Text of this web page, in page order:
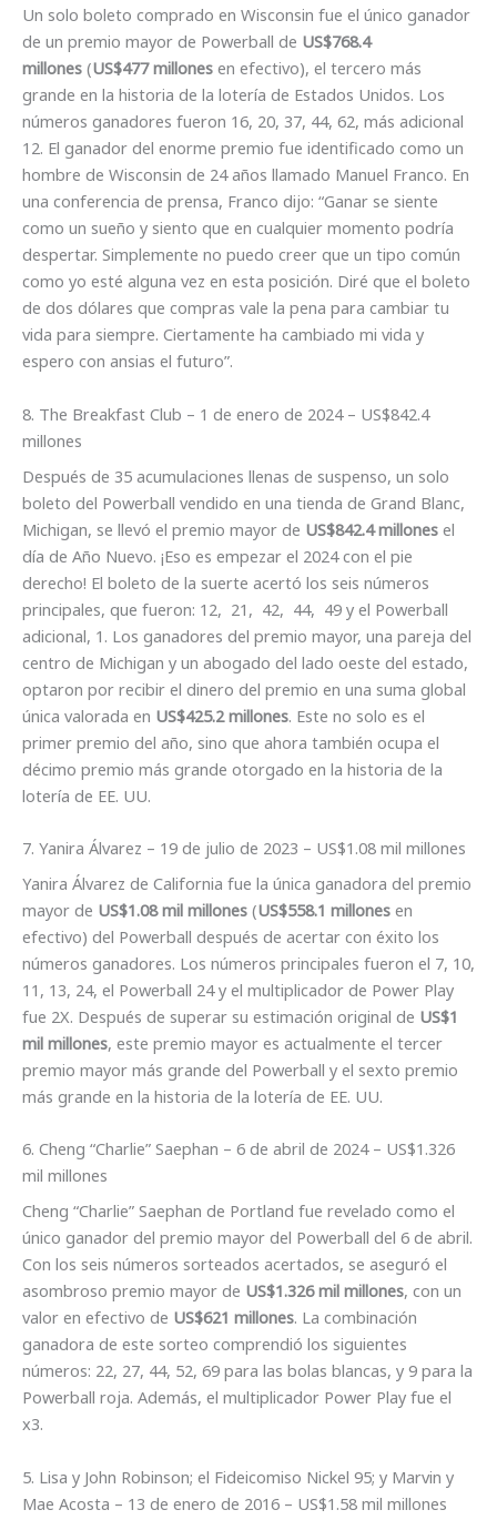
Un solo boleto comprado en Wisconsin fue el único ganador
de un premio mayor de Powerball de US$768.4
millones (US$477 millones en efectivo), el tercero más
grande en la historia de la lotería de Estados Unidos. Los
números ganadores fueron 16, 20, 37, 44, 62, más adicional
12. El ganador del enorme premio fue identificado como un
hombre de Wisconsin de 24 años llamado Manuel Franco. En
una conferencia de prensa, Franco dijo: “Ganar se siente
como un sueño y siento que en cualquier momento podría
despertar. Simplemente no puedo creer que un tipo común
como yo esté alguna vez en esta posición. Diré que el boleto
de dos dólares que compras vale la pena para cambiar tu
vida para siempre. Ciertamente ha cambiado mi vida y
espero con ansias el futuro”.
8. The Breakfast Club – 1 de enero de 2024 – US$842.4
millones
Después de 35 acumulaciones llenas de suspenso, un solo
boleto del Powerball vendido en una tienda de Grand Blanc,
Michigan, se llevó el premio mayor de US$842.4 millones el
día de Año Nuevo. ¡Eso es empezar el 2024 con el pie
derecho! El boleto de la suerte acertó los seis números
principales, que fueron: 12, 21, 42, 44, 49 y el Powerball
adicional, 1. Los ganadores del premio mayor, una pareja del
centro de Michigan y un abogado del lado oeste del estado,
optaron por recibir el dinero del premio en una suma global
única valorada en US$425.2 millones. Este no solo es el
primer premio del año, sino que ahora también ocupa el
décimo premio más grande otorgado en la historia de la
lotería de EE. UU.
7. Yanira Álvarez – 19 de julio de 2023 – US$1.08 mil millones
Yanira Álvarez de California fue la única ganadora del premio
mayor de US$1.08 mil millones (US$558.1 millones en
efectivo) del Powerball después de acertar con éxito los
números ganadores. Los números principales fueron el 7, 10,
11, 13, 24, el Powerball 24 y el multiplicador de Power Play
fue 2X. Después de superar su estimación original de US$1
mil millones, este premio mayor es actualmente el tercer
premio mayor más grande del Powerball y el sexto premio
más grande en la historia de la lotería de EE. UU.
6. Cheng “Charlie” Saephan – 6 de abril de 2024 – US$1.326
mil millones
Cheng “Charlie” Saephan de Portland fue revelado como el
único ganador del premio mayor del Powerball del 6 de abril.
Con los seis números sorteados acertados, se aseguró el
asombroso premio mayor de US$1.326 mil millones, con un
valor en efectivo de US$621 millones. La combinación
ganadora de este sorteo comprendió los siguientes
números: 22, 27, 44, 52, 69 para las bolas blancas, y 9 para la
Powerball roja. Además, el multiplicador Power Play fue el
x3.
5. Lisa y John Robinson; el Fideicomiso Nickel 95; y Marvin y
Mae Acosta – 13 de enero de 2016 – US$1.58 mil millones